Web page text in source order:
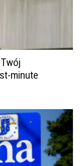
minute